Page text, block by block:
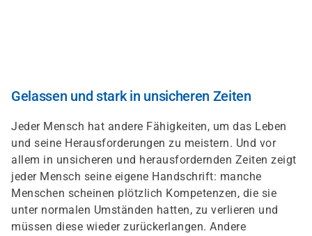
Gelassen und stark in unsicheren Zeiten
Jeder Mensch hat andere Fähigkeiten, um das Leben
und seine Herausforderungen zu meistern. Und vor
allem in unsicheren und herausfordernden Zeiten zeigt
jeder Mensch seine eigene Handschrift: manche
Menschen scheinen plötzlich Kompetenzen, die sie
unter normalen Umständen hatten, zu verlieren und
müssen diese wieder zurückerlangen. Andere